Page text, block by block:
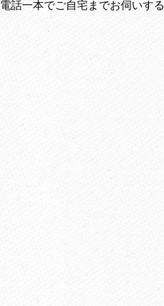
話一本でご自宅までお伺いする